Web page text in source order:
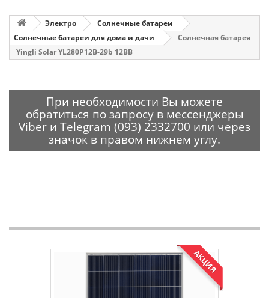
Электро
Солнечные батареи
Солнечные батареи для дома и дачи
Солнечная батарея
Yingli Solar YL280P12B-29b 12BB
При необходимости Вы можете
обратиться по запросу в мессенджеры
Viber и Telegram (093) 2332700 или через
значок в правом нижнем углу.
АКЦИЯ